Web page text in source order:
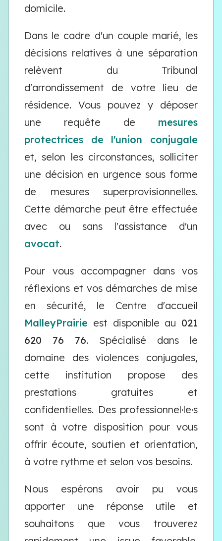
domicile.
Dans le cadre d'un couple marié, les
décisions relatives à une séparation
relèvent du Tribunal
d'arrondissement de votre lieu de
résidence. Vous pouvez y déposer
une requête de mesures
protectrices de l'union conjugale
et, selon les circonstances, solliciter
une décision en urgence sous forme
de mesures superprovisionnelles.
Cette démarche peut être effectuée
avec ou sans l'assistance d'un
avocat.
Pour vous accompagner dans vos
réflexions et vos démarches de mise
en sécurité, le Centre d'accueil
MalleyPrairie est disponible au 021
620 76 76. Spécialisé dans le
domaine des violences conjugales,
cette institution propose des
prestations gratuites et
confidentielles. Des professionnel·le·s
sont à votre disposition pour vous
offrir écoute, soutien et orientation,
à votre rythme et selon vos besoins.
Nous espérons avoir pu vous
apporter une réponse utile et
souhaitons que vous trouverez